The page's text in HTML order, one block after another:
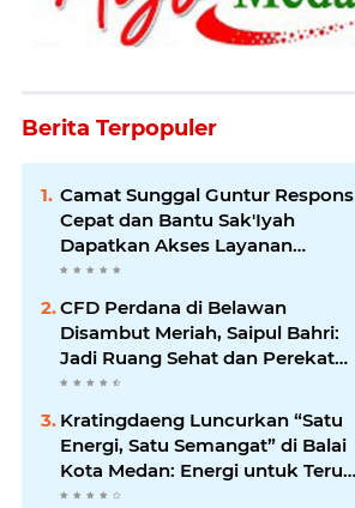
Berita Terpopuler
Camat Sunggal Guntur Respons
Cepat dan Bantu Sak'Iyah
Dapatkan Akses Layanan
Kesehatan
CFD Perdana di Belawan
Disambut Meriah, Saipul Bahri:
Jadi Ruang Sehat dan Perekat
Kebersamaan Warga Medan
Kratingdaeng Luncurkan “Satu
Energi, Satu Semangat” di Balai
Kota Medan: Energi untuk Terus
Bergerak Maju